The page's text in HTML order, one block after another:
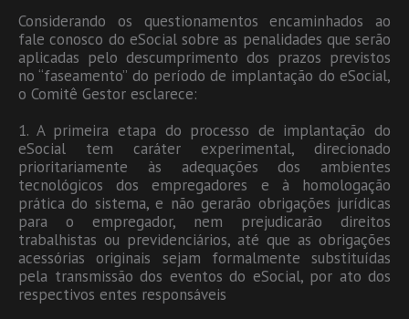
Considerando os questionamentos encaminhados ao
fale conosco do eSocial sobre as penalidades que serão
aplicadas pelo descumprimento dos prazos previstos
no “faseamento” do período de implantação do eSocial,
o Comitê Gestor esclarece:
1. A primeira etapa do processo de implantação do
eSocial tem caráter experimental, direcionado
prioritariamente às adequações dos ambientes
tecnológicos dos empregadores e à homologação
prática do sistema, e não gerarão obrigações jurídicas
para o empregador, nem prejudicarão direitos
trabalhistas ou previdenciários, até que as obrigações
acessórias originais sejam formalmente substituídas
pela transmissão dos eventos do eSocial, por ato dos
respectivos entes responsáveis